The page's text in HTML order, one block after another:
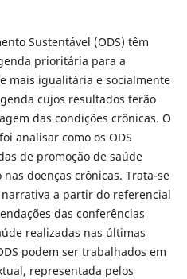
Sustentável (ODS) têm
prioritária para a
mais igualitária e socialmente
cujos resultados terão
das condições crônicas. O
analisar como os ODS
de promoção de saúde
doenças crônicas. Trata-se
a partir do referencial
das conferências
realizadas nas últimas
podem ser trabalhados em
representada pelos